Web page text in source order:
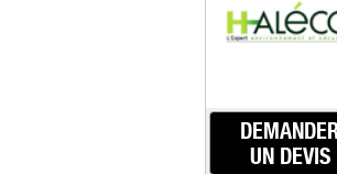
UN DEVIS